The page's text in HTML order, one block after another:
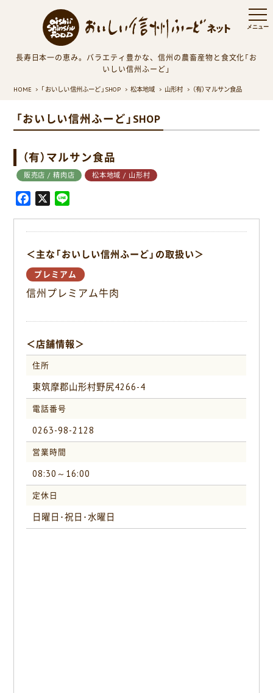
長寿日本一の恵み。バラエティ豊かな、信州の農畜産物と食文化「お
いしい信州ふーど」
HOME 「おいしい信州ふーど」SHOP 松本地域 山形村 （有）マルサン食品
「おいしい信州ふーど」SHOP
（有）マルサン食品
販売店 / 精肉店 松本地域 / 山形村
b
o
o
k
X
＜主な「おいしい信州ふーど」の取扱い＞
プレミアム
信州プレミアム牛肉
＜店舗情報＞
住所
東筑摩郡山形村野尻4266-4
電話番号
0263-98-2128
営業時間
08:30～16:00
定休日
日曜日･祝日･水曜日